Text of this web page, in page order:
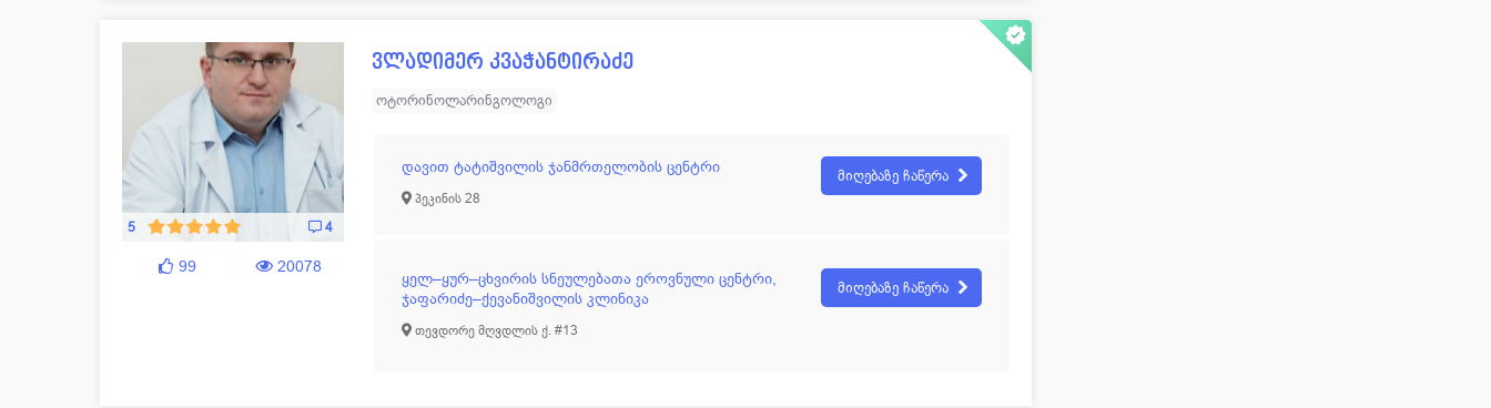
5 4
99 20078
ვლადიმერ კვაჭანტირაძე
ოტორინოლარინგოლოგი
დავით ტატიშვილის ჯანმრთელობის ცენტრი
პეკინის 28
მიღებაზე ჩაწერა
ყელ–ყურ–ცხვირის სნეულებათა ეროვნული ცენტრი,
ჯაფარიძე–ქევანიშვილის კლინიკა
თევდორე მღვდლის ქ. #13
მიღებაზე ჩაწერა